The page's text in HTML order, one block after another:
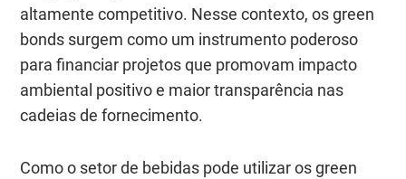
altamente competitivo. Nesse contexto, os green
bonds surgem como um instrumento poderoso
para financiar projetos que promovam impacto
ambiental positivo e maior transparência nas
cadeias de fornecimento.
Como o setor de bebidas pode utilizar os green